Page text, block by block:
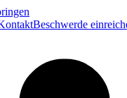
Beschwerde